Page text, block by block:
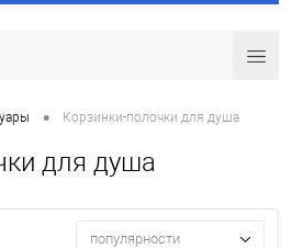
• Корзинки-полочки для душа
для душа
популярности